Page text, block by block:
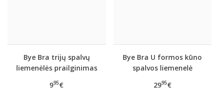
Bye Bra trijų spalvų
liemenėlės prailginimas
995€
Bye Bra U formos kūno
spalvos liemenelė
2995€